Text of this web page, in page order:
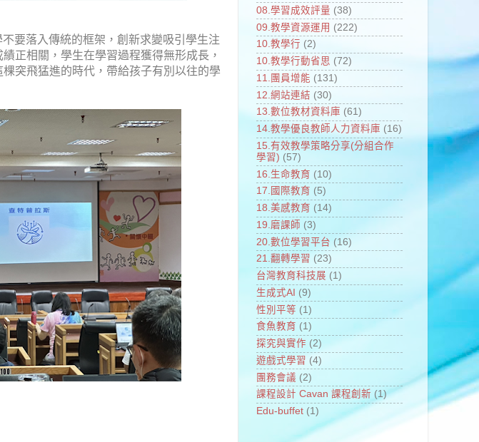
不要落入傳統的框架，創新求變吸引學生注
正相關，學生在學習過程獲得無形成長，
棵突飛猛進的時代，帶給孩子有別以往的學
08.學習成效評量 (38)
09.教學資源運用 (222)
10.教學行 (2)
10.教學行動省思 (72)
11.團員增能 (131)
12.網站連結 (30)
13.數位教材資料庫 (61)
14.教學優良教師人力資料庫 (16)
15.有效教學策略分享(分組合作
學習) (57)
16.生命教育 (10)
17.國際教育 (5)
18.美感教育 (14)
19.磨課師 (3)
20.數位學習平台 (16)
21.翻轉學習 (23)
台灣教育科技展 (1)
生成式AI (9)
性別平等 (1)
食魚教育 (1)
探究與實作 (2)
遊戲式學習 (4)
團務會議 (2)
課程設計 Cavan 課程創新 (1)
Edu-buffet (1)